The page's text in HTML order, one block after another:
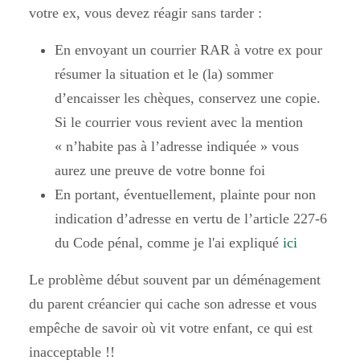
votre ex, vous devez réagir sans tarder :
En envoyant un courrier RAR à votre ex pour
résumer la situation et le (la) sommer
d’encaisser les chèques, conservez une copie.
Si le courrier vous revient avec la mention
« n’habite pas à l’adresse indiquée » vous
aurez une preuve de votre bonne foi
En portant, éventuellement, plainte pour non
indication d’adresse en vertu de l’article 227-6
du Code pénal, comme je l'ai expliqué ici
Le problème début souvent par un déménagement
du parent créancier qui cache son adresse et vous
empêche de savoir où vit votre enfant, ce qui est
inacceptable !!